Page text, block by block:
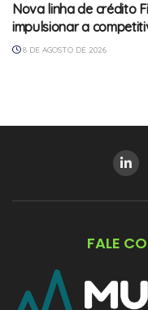
Nova linha de crédito
impulsionar a
8 DE AGOSTO DE 2026
FALE